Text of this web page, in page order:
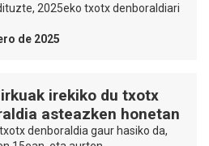
2025eko txotx denboraldiari
de 2025
irekiko du txotx
asteazken honetan
denboraldia gaur hasiko da,